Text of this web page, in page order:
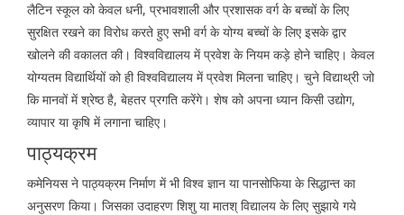
लैटिन स्कूल को केवल धनी, प्रभावशाली और प्रशासक वर्ग के बच्चों के लिए
सुरक्षित रखने का विरोध करते हुए सभी वर्ग के योग्य बच्चों के लिए इसके द्वार
खोलने की वकालत की। विश्वविद्यालय में प्रवेश के नियम कड़े होने चाहिए। केवल
योग्यतम विद्यार्थियों को ही विश्वविद्यालय में प्रवेश मिलना चाहिए। चुने विद्याथ्री जो
कि मानवों में श्रेष्ठ है, बेहतर प्रगति करेंगे। शेष को अपना ध्यान किसी उद्योग,
व्यापार या कृषि में लगाना चाहिए।
पाठ्यक्रम
कमेनियस ने पाठ्यक्रम निर्माण में भी विश्व ज्ञान या पानसोफिया के सिद्धान्त का
अनुसरण किया। जिसका उदाहरण शिशु या मातश् विद्यालय के लिए सुझाये गये